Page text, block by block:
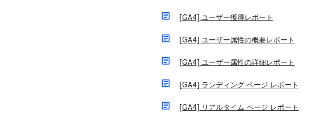
[GA4] ユーザー獲得レポート
[GA4] ユーザー属性の概要レポート
[GA4] ユーザー属性の詳細レポート
[GA4] ランディング ページ レポート
[GA4] リアルタイム ページ レポート